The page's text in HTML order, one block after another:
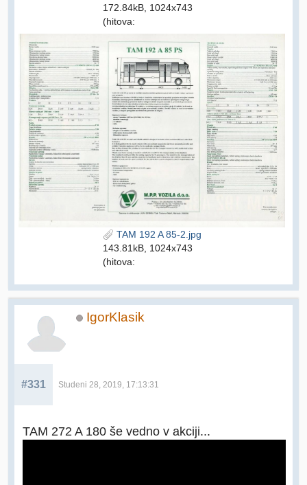
172.84kB, 1024x743
(hitova:
TAM 192 A 85-2.jpg
143.81kB, 1024x743
(hitova:
IgorKlasik
#331 Studeni 28, 2019, 17:13:31
TAM 272 A 180 še vedno v akciji...